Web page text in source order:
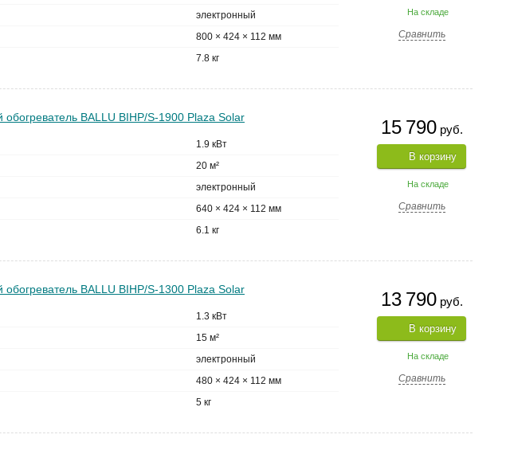
На складе
Сравнить
электронный
800 × 424 × 112 мм
7.8 кг
15 790руб.
В корзину
На складе
Сравнить
BALLU BIHP/S-1900 Plaza Solar
1.9 кВт
20 м²
электронный
640 × 424 × 112 мм
6.1 кг
13 790руб.
В корзину
На складе
Сравнить
BALLU BIHP/S-1300 Plaza Solar
1.3 кВт
15 м²
электронный
480 × 424 × 112 мм
5 кг